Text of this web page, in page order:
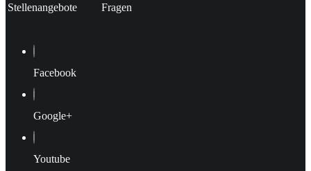
Stellenangebote Fragen
Facebook
Google+
Youtube